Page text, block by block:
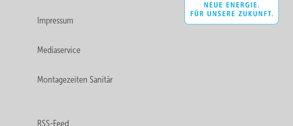
Impressum
Mediaservice
Montagezeiten Sanitär
RSS-Feed